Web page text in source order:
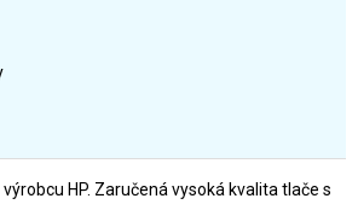
HP. Zaručená vysoká kvalita tlače s